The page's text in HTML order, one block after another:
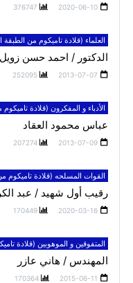
2020-06-10
376747
العلماء (قلادة تاميكوم من الطبقة
الدكتور / احمد حسن
2013-07-07
252095
الأدباء و المفكرون (قلادة
عباس محمود العقاد
2013-07-09
207274
القوات المسلحه (قلادة تاميكوم
رقيب أول شهيد / عبد
2020-03-16
170449
المتفوقين و الموهوبين (قلادة
المهندس / هاني عازر
2015-06-11
170364